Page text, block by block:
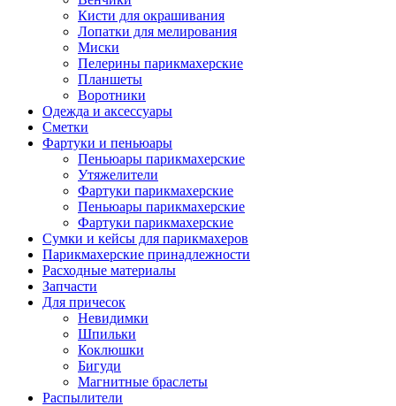
Кисти для окрашивания
Лопатки для мелирования
Миски
Пелерины парикмахерские
Планшеты
Воротники
Одежда и аксессуары
Сметки
Фартуки и пеньюары
Пеньюары парикмахерские
Утяжелители
Фартуки парикмахерские
Пеньюары парикмахерские
Фартуки парикмахерские
Сумки и кейсы для парикмахеров
Парикмахерские принадлежности
Расходные материалы
Запчасти
Для причесок
Невидимки
Шпильки
Коклюшки
Бигуди
Магнитные браслеты
Распылители